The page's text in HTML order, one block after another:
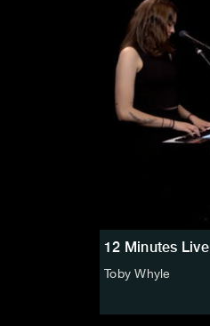
12 Minutes Live
Toby Whyle